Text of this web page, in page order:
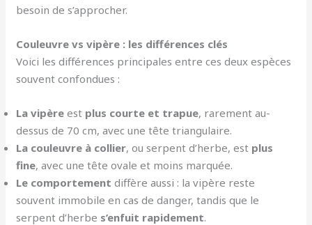
besoin de s’approcher.
Couleuvre vs vipère : les différences clés
Voici les différences principales entre ces deux espèces
souvent confondues :
La vipère est plus courte et trapue, rarement au-
dessus de 70 cm, avec une tête triangulaire.
La couleuvre à collier, ou serpent d’herbe, est plus
fine, avec une tête ovale et moins marquée.
Le comportement diffère aussi : la vipère reste
souvent immobile en cas de danger, tandis que le
serpent d’herbe s’enfuit rapidement.